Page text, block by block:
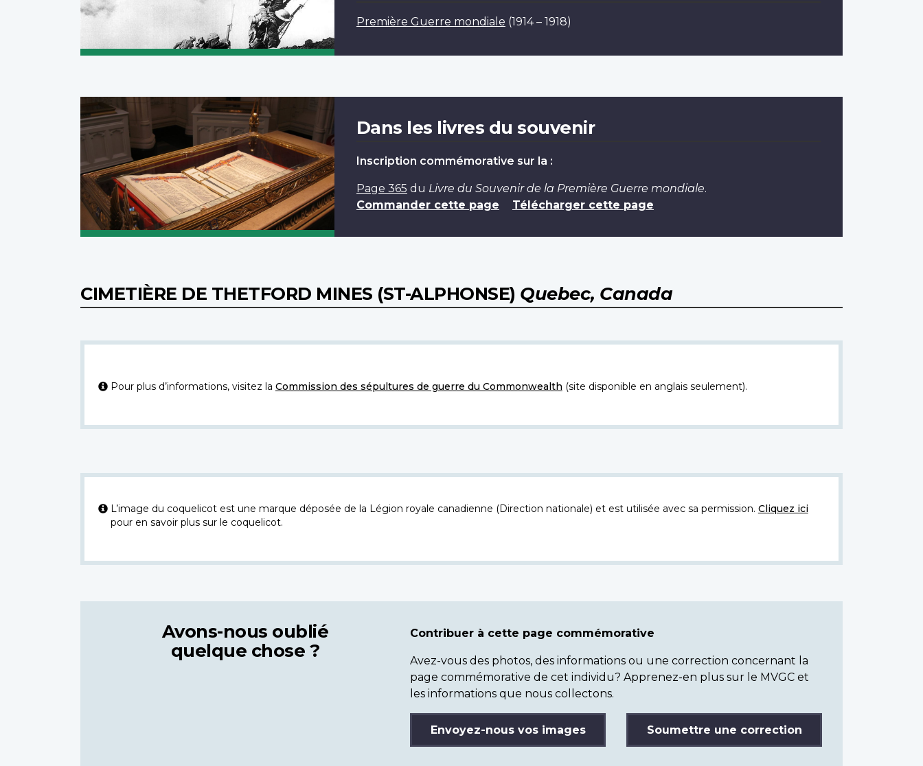
Première Guerre mondiale (1914 – 1918)
Dans les livres du souvenir
Inscription commémorative sur la :
Page 365 du Livre du Souvenir de la Première Guerre mondiale.
Commander cette page
Télécharger cette page
CIMETIÈRE DE THETFORD MINES (ST-ALPHONSE) Quebec, Canada
Pour plus d’informations, visitez la Commission des sépultures de guerre du Commonwealth (site disponible en anglais seulement).
L’image du coquelicot est une marque déposée de la Légion royale canadienne (Direction nationale) et est utilisée avec sa permission. Cliquez ici
pour en savoir plus sur le coquelicot.
Avons-nous oublié
quelque chose ?
Contribuer à cette page commémorative
Avez-vous des photos, des informations ou une correction concernant la
page commémorative de cet individu? Apprenez-en plus sur le MVGC et
les informations que nous collectons.
Envoyez-nous vos images Soumettre une correction